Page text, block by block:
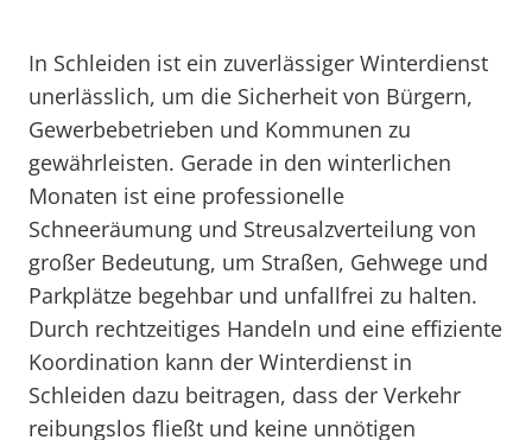
In Schleiden ist ein zuverlässiger Winterdienst
unerlässlich, um die Sicherheit von Bürgern,
Gewerbebetrieben und Kommunen zu
gewährleisten. Gerade in den winterlichen
Monaten ist eine professionelle
Schneeräumung und Streusalzverteilung von
großer Bedeutung, um Straßen, Gehwege und
Parkplätze begehbar und unfallfrei zu halten.
Durch rechtzeitiges Handeln und eine effiziente
Koordination kann der Winterdienst in
Schleiden dazu beitragen, dass der Verkehr
reibungslos fließt und keine unnötigen